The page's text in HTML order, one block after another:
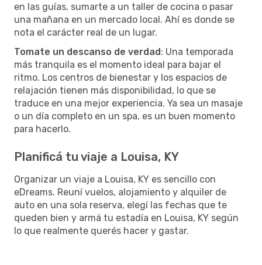
en las guías, sumarte a un taller de cocina o pasar
una mañana en un mercado local. Ahí es donde se
nota el carácter real de un lugar.
Tomate un descanso de verdad: Una temporada
más tranquila es el momento ideal para bajar el
ritmo. Los centros de bienestar y los espacios de
relajación tienen más disponibilidad, lo que se
traduce en una mejor experiencia. Ya sea un masaje
o un día completo en un spa, es un buen momento
para hacerlo.
Planificá tu viaje a Louisa, KY
Organizar un viaje a Louisa, KY es sencillo con
eDreams. Reuní vuelos, alojamiento y alquiler de
auto en una sola reserva, elegí las fechas que te
queden bien y armá tu estadía en Louisa, KY según
lo que realmente querés hacer y gastar.